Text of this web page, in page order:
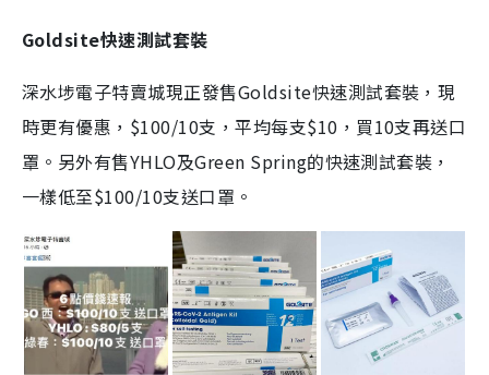
Goldsite快速測試套裝
深水埗電子特賣城現正發售Goldsite快速測試套裝，現
時更有優惠，$100/10支，平均每支$10，買10支再送口
罩。另外有售YHLO及Green Spring的快速測試套裝，
一樣低至$100/10支送口罩。